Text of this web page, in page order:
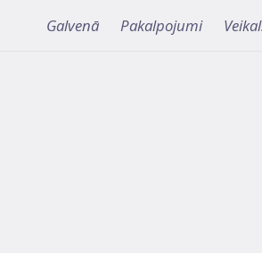
Galvenā Pakalpojumi